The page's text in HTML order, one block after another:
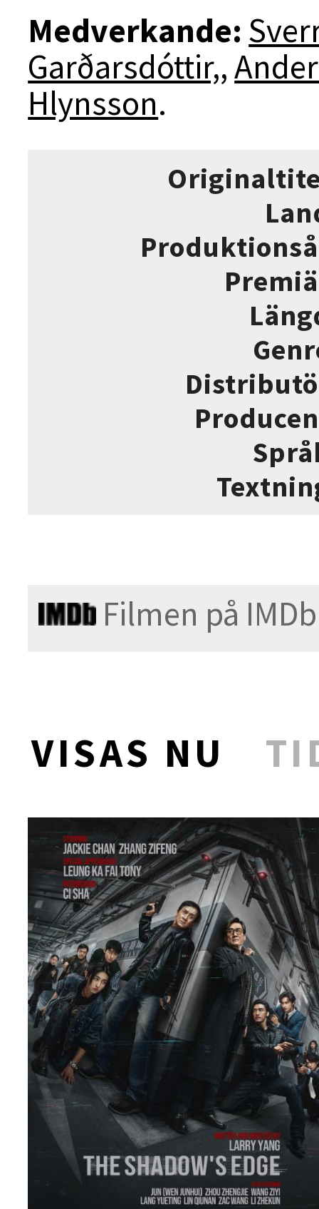
Medverkande:
Garðarsdóttir,,
Hlynsson.
Filmen på IMDb
VISAS NU